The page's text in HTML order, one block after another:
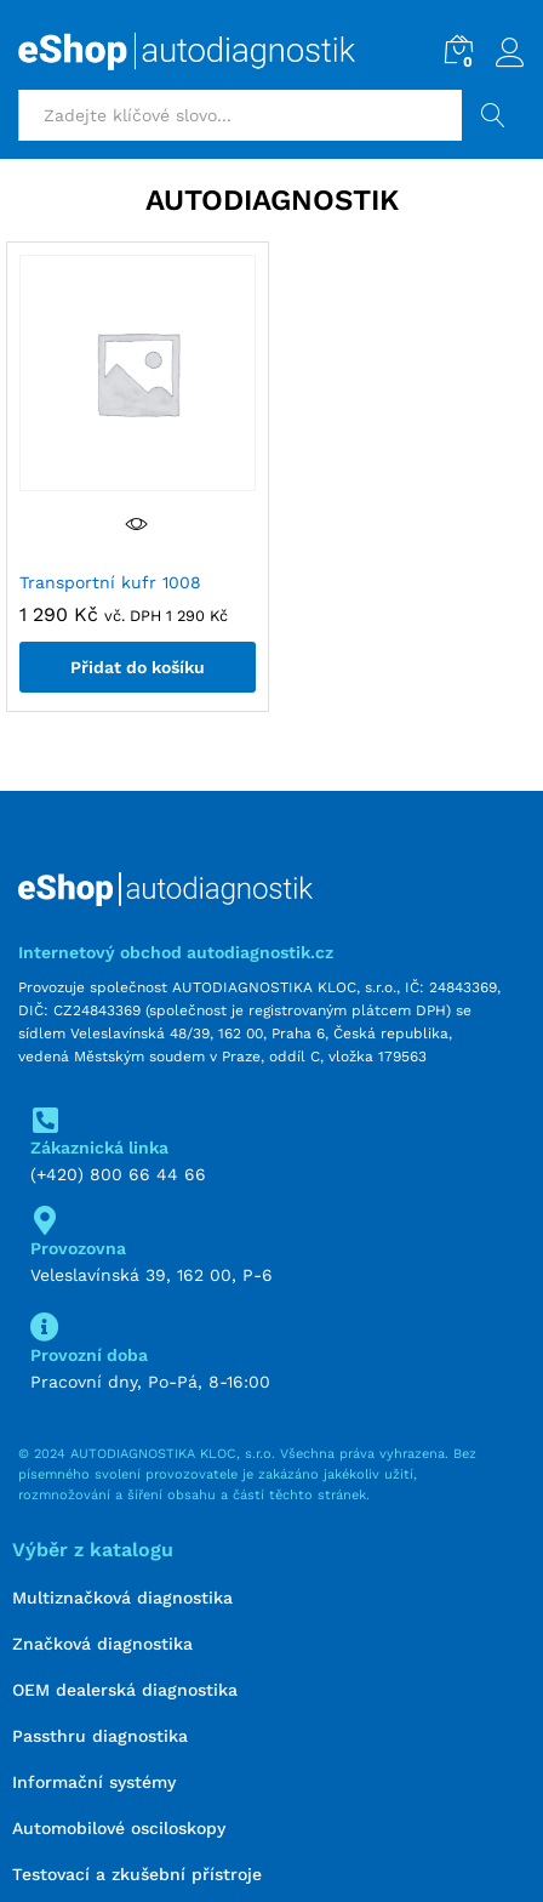
0
AUTODIAGNOSTIK
Transportní kufr 1008
1 290 Kč vč. DPH 1 290 Kč
Přidat do košíku
Internetový obchod autodiagnostik.cz
Provozuje společnost AUTODIAGNOSTIKA KLOC, s.r.o., IČ: 24843369,
DIČ: CZ24843369 (společnost je registrovaným plátcem DPH) se
sídlem Veleslavínská 48/39, 162 00, Praha 6, Česká republika,
vedená Městským soudem v Praze, oddíl C, vložka 179563
Zákaznická linka
(+420) 800 66 44 66
Provozovna
Veleslavínská 39, 162 00, P-6
Provozní doba
Pracovní dny, Po-Pá, 8-16:00
© 2024 AUTODIAGNOSTIKA KLOC, s.r.o. Všechna práva vyhrazena. Bez
písemného svolení provozovatele je zakázáno jakékoliv užití,
rozmnožování a šíření obsahu a částí těchto stránek.
Výběr z katalogu
Multiznačková diagnostika
Značková diagnostika
OEM dealerská diagnostika
Passthru diagnostika
Informační systémy
Automobilové osciloskopy
Testovací a zkušební přístroje